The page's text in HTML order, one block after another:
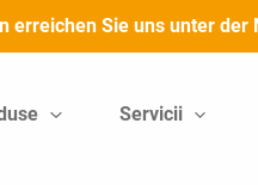
Sie uns unter
Servicii